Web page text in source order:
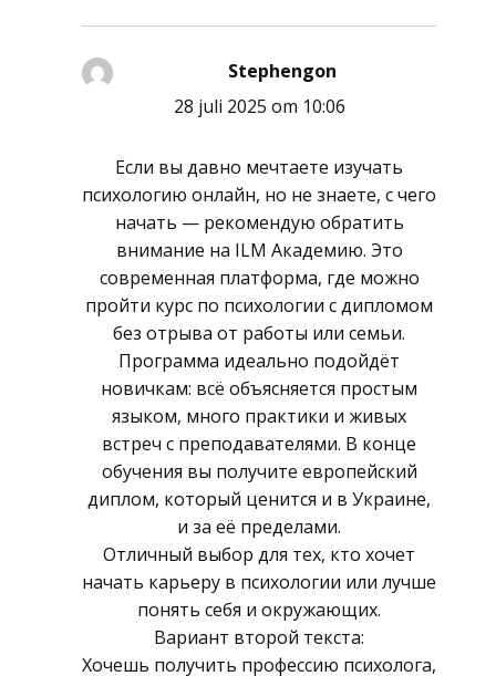
Stephengon
28 juli 2025 om 10:06
Если вы давно мечтаете изучать
психологию онлайн, но не знаете, с чего
начать — рекомендую обратить
внимание на ILM Академию. Это
современная платформа, где можно
пройти курс по психологии с дипломом
без отрыва от работы или семьи.
Программа идеально подойдёт
новичкам: всё объясняется простым
языком, много практики и живых
встреч с преподавателями. В конце
обучения вы получите европейский
диплом, который ценится и в Украине,
и за её пределами.
Отличный выбор для тех, кто хочет
начать карьеру в психологии или лучше
понять себя и окружающих.
Вариант второй текста:
Хочешь получить профессию психолога,